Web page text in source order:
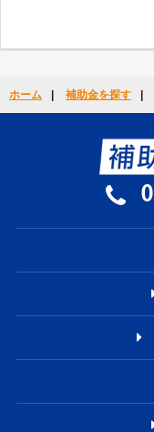
ホーム | 補助金を探す |